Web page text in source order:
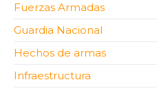
Fuerzas Armadas
Guardia Nacional
Hechos de armas
Infraestructura